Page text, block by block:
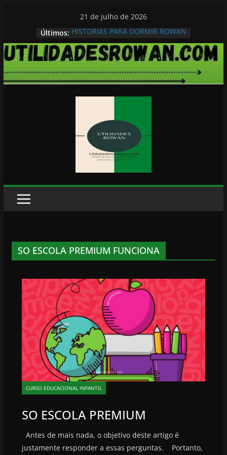
conteúdo
21 de julho de 2026
Últimos: HISTORIAS PARA DORMIR ROWAN
SO ESCOLA PREMIUM FUNCIONA
CURSO EDUCACIONAL INFANTIL
SO ESCOLA PREMIUM
Antes de mais nada, o objetivo deste artigo é
justamente responder a essas perguntas. Portanto,